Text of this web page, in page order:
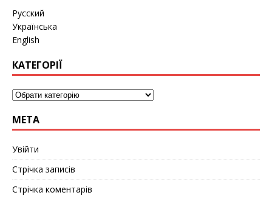
Русский
Українська
English
КАТЕГОРІЇ
МЕТА
Увійти
Стрічка записів
Стрічка коментарів